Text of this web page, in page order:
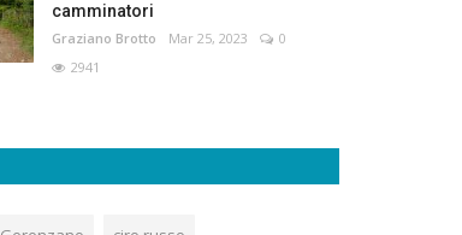
camminatori
Graziano Brotto Mar 25, 2023
0
2941